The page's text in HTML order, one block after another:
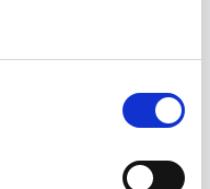
di chat ci